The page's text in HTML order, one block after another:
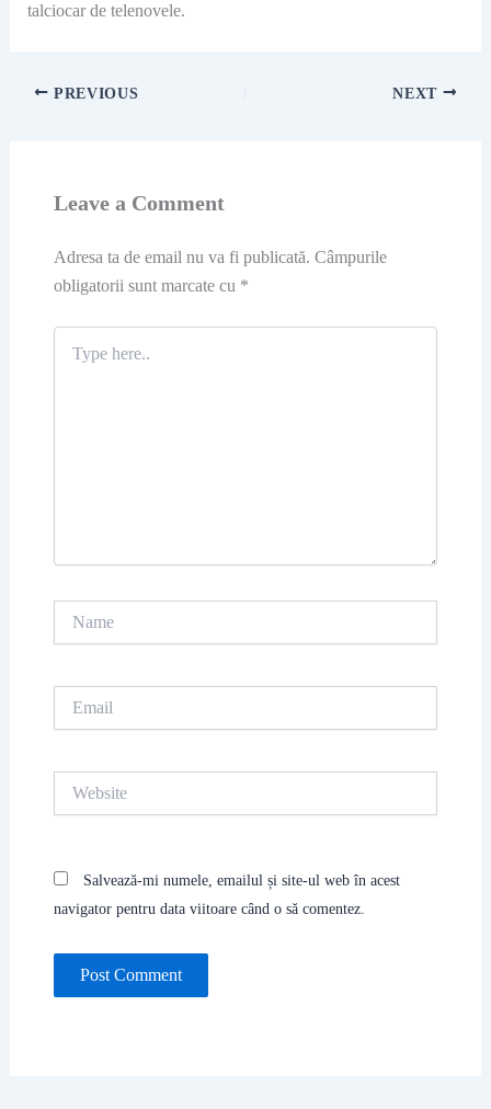
talciocar de telenovele.
PREVIOUS NEXT
Leave a Comment
Adresa ta de email nu va fi publicată. Câmpurile
obligatorii sunt marcate cu *
here..
Salvează-mi numele, emailul și site-ul web în acest
navigator pentru data viitoare când o să comentez.